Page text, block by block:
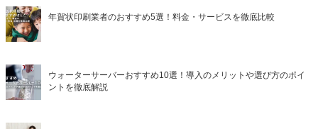
年賀状印刷業者のおすすめ5選！料金・サービスを徹底比較
ウォーターサーバーおすすめ10選！導入のメリットや選び方のポイ
ントを徹底解説